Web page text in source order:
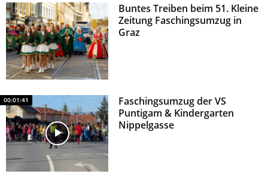
z
Buntes Treiben beim 51. Kleine
Zeitung Faschingsumzug in
Graz
00:01:41
Faschingsumzug der VS
Puntigam & Kindergarten
Nippelgasse